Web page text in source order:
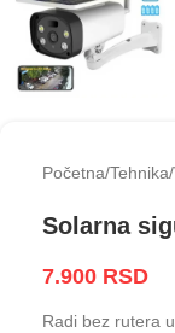
Početna/Tehnika/
Solarna
7.900 RSD
Radi bez rutera